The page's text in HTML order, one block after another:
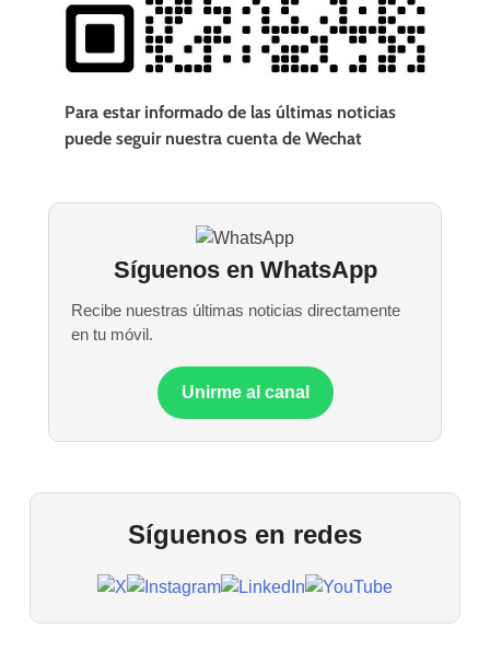
Para estar informado de las últimas noticias
puede seguir nuestra cuenta de Wechat
Síguenos en WhatsApp
Recibe nuestras últimas noticias directamente
en tu móvil.
Unirme al canal
Síguenos en redes